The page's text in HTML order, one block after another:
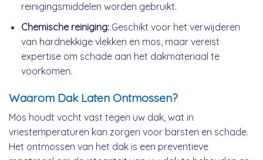
reinigingsmiddelen worden gebruikt.
Chemische reiniging:Geschikt voor het verwijderen
van hardnekkige vlekken en mos, maar vereist
expertise om schade aan het dakmateriaal te
voorkomen.
Waarom Dak Laten Ontmossen?
Mos houdt vocht vast tegen uw dak, wat in
vriestemperaturen kan zorgen voor barsten en schade.
Het ontmossen van het dak is een preventieve